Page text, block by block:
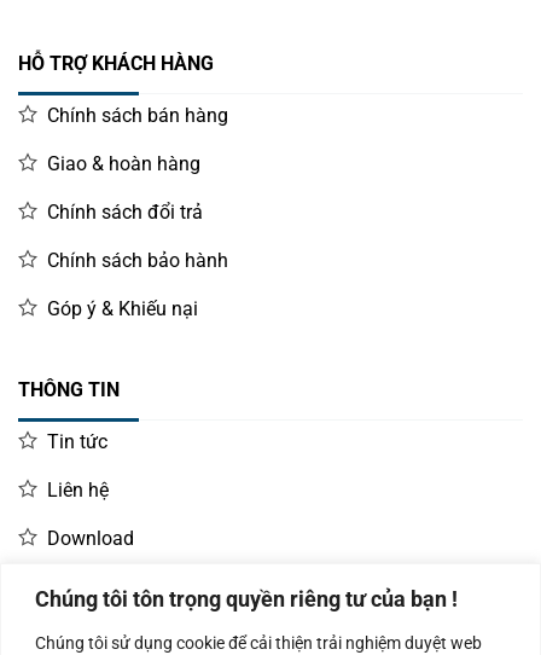
Chúng tôi tôn trọng quyền riêng tư của bạn !
Chúng tôi sử dụng cookie để cải thiện trải nghiệm duyệt web
HỖ TRỢ KHÁCH HÀNG
Chính sách bán hàng
Giao & hoàn hàng
Chính sách đổi trả
Chính sách bảo hành
Góp ý & Khiếu nại
THÔNG TIN
Tin tức
Liên hệ
Download
LIÊN HỆ MUA HÀNG